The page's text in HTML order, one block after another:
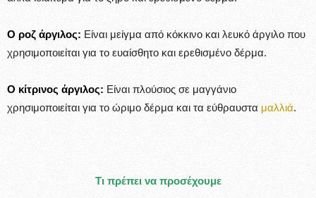
Ο ροζ άργιλος: Είναι μείγμα από κόκκινο και λευκό άργιλο που
χρησιμοποιείται για το ευαίσθητο και ερεθισμένο δέρμα.
Ο κίτρινος άργιλος: Είναι πλούσιος σε μαγγάνιο
χρησιμοποιείται για το ώριμο δέρμα και τα εύθραυστα μαλλιά.
Τι πρέπει να προσέχουμε